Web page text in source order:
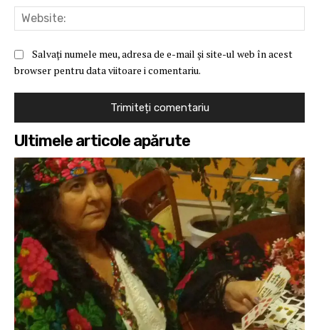
Salvați numele meu, adresa de e-mail și site-ul web în acest
browser pentru data viitoare i comentariu.
Ultimele articole apărute